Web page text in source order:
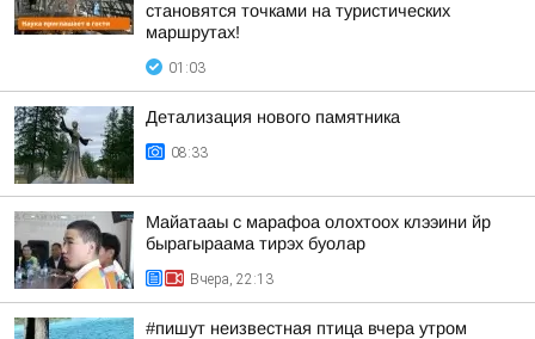
становятся точками на туристических
маршрутах!
01:03
Детализация нового памятника
08:33
Майатааы с марафоа олохтоох клээини йр
бырагыраама тирэх буолар
Вчера, 22:13
#пишут неизвестная птица вчера утром